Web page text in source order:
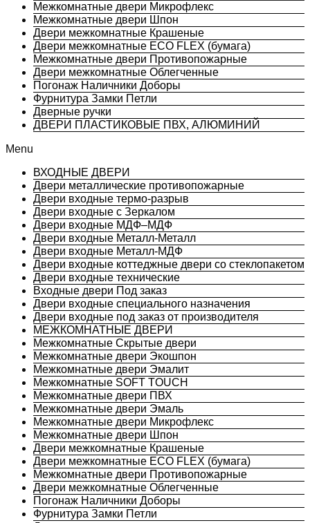
Межкомнатные двери Микрофлекс
Межкомнатные двери Шпон
Двери межкомнатные Крашеные
Двери межкомнатные ECO FLEX (бумага)
Межкомнатные двери Противопожарные
Двери межкомнатные Облегченные
Погонаж Наличники Доборы
Фурнитура Замки Петли
Дверные ручки
ДВЕРИ ПЛАСТИКОВЫЕ ПВХ, АЛЮМИНИЙ
Menu
ВХОДНЫЕ ДВЕРИ
Двери металлические противопожарные
Двери входные термо-разрыв
Двери входные с Зеркалом
Двери входные МДФ–МДФ
Двери входные Металл-Металл
Двери входные Металл-МДФ
Двери входные коттеджные двери со стеклопакетом
Двери входные технические
Входные двери Под заказ
Двери входные специального назначения
Двери входные под заказ от производителя
МЕЖКОМНАТНЫЕ ДВЕРИ
Межкомнатные Скрытые двери
Межкомнатные двери Экошпон
Межкомнатные двери Эмалит
Межкомнатные SOFT TOUCH
Межкомнатные двери ПВХ
Межкомнатные двери Эмаль
Межкомнатные двери Микрофлекс
Межкомнатные двери Шпон
Двери межкомнатные Крашеные
Двери межкомнатные ECO FLEX (бумага)
Межкомнатные двери Противопожарные
Двери межкомнатные Облегченные
Погонаж Наличники Доборы
Фурнитура Замки Петли